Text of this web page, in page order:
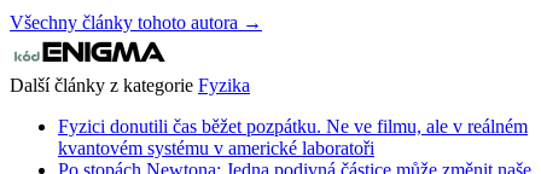
Všechny články tohoto autora →
Další články z kategorie Fyzika
Fyzici donutili čas běžet pozpátku. Ne ve filmu, ale v reálném
kvantovém systému v americké laboratoři
Po stopách Newtona: Jedna podivná částice může změnit naše